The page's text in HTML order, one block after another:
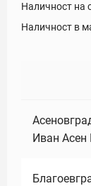
Наличност на
Наличност в
Иван Асен